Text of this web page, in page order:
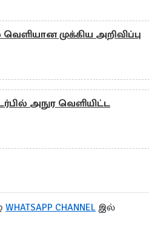
முக்கிய அறிவிப்பு
அநுர வெளியிட்ட
WHATSAPP CHANNEL இல்